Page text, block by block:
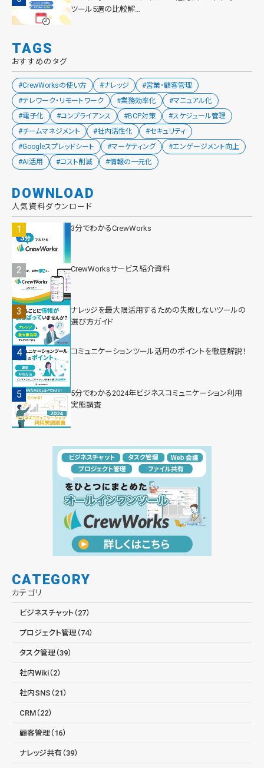
ツール5選の比較解…
TAGS
おすすめのタグ
#CrewWorksの使い方 #ナレッジ
#営業・顧客管理
#テレワーク・リモートワーク
#業務効率化
#マニュアル化
#電子化
#コンプライアンス #BCP対策
#スケジュール管理
#チームマネジメント
#社内活性化
#セキュリティ
#Googleスプレッドシート
#マーケティング
#エンゲージメント向上
#AI活用
#コスト削減 #情報の一元化
DOWNLOAD
人気資料ダウンロード
3分でわかるCrewWorks
CrewWorksサービス紹介資料
ナレッジを最大限活用するための失敗しないツールの
選び方ガイド
コミュニケーションツール活用のポイントを徹底解説！
5分でわかる2024年ビジネスコミュニケーション利用
実態調査
CATEGORY
カテゴリ
ビジネスチャット（27）
プロジェクト管理（74）
タスク管理（39）
社内Wiki（2）
社内SNS（21）
CRM（22）
顧客管理（16）
ナレッジ共有（39）